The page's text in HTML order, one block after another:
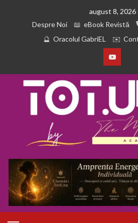
august 8, 2026
Despre Noi
eBook Revistă
Oracolul GabriEL